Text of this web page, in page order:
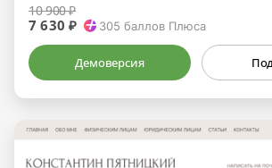
10 900 ₽
7 630 ₽ 305 баллов Плюса
Демоверсия